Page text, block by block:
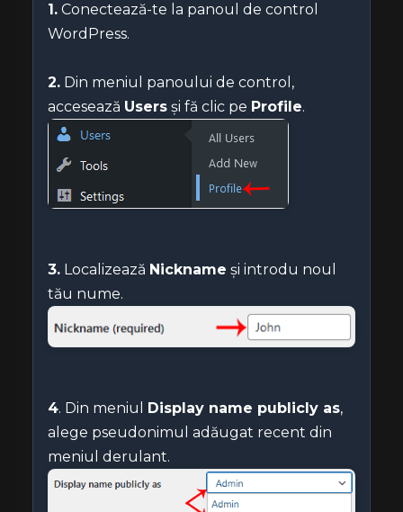
1. Conectează-te la panoul de control
WordPress.
2. Din meniul panoului de control,
accesează Users și fă clic pe Profile.
3. Localizează Nickname și introdu noul
tău nume.
4. Din meniul Display name publicly as,
alege pseudonimul adăugat recent din
meniul derulant.